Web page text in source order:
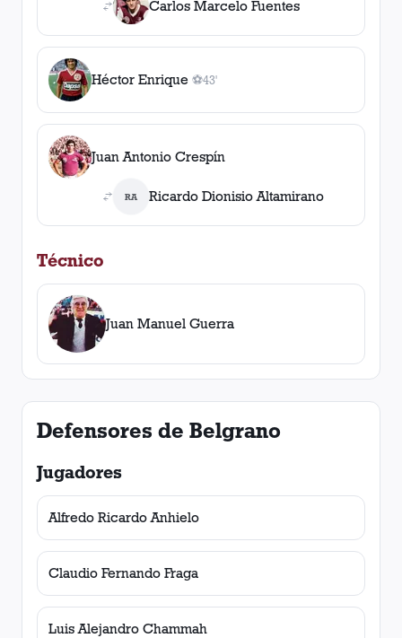
Carlos Marcelo Fuentes
Héctor Enrique ⚽
1gol
43'
Juan Antonio Crespín
RA Ricardo Dionisio Altamirano
Técnico
Juan Manuel Guerra
Defensores de Belgrano
Jugadores
Alfredo Ricardo Anhielo
Claudio Fernando Fraga
Luis Alejandro Chammah